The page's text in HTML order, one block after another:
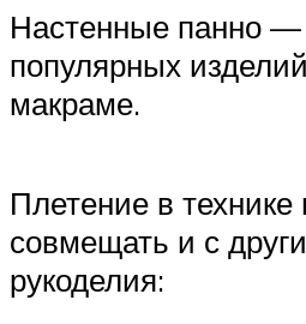
Настенные панно
популярных
макраме.
Плетение в
совмещать и с
рукоделия: